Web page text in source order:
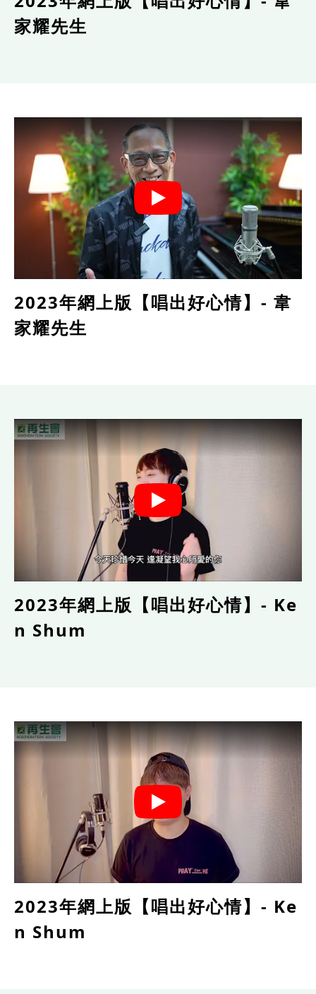
家耀先生
2023年網上版【唱出好心情】- 韋
家耀先生
2023年網上版【唱出好心情】- Ke
n Shum
2023年網上版【唱出好心情】- Ke
n Shum